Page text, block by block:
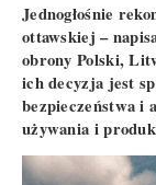
Jednogłośnie
ottawskiej –
obrony Polski,
ich decyzja jest
bezpieczeństwa i
używania i